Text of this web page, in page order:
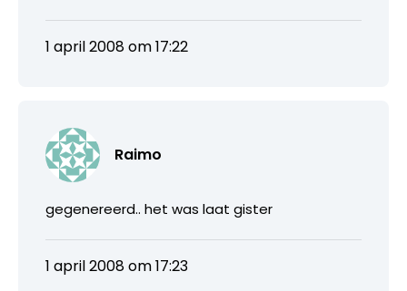
1 april 2008 om 17:22
Raimo
gegenereerd.. het was laat gister
1 april 2008 om 17:23